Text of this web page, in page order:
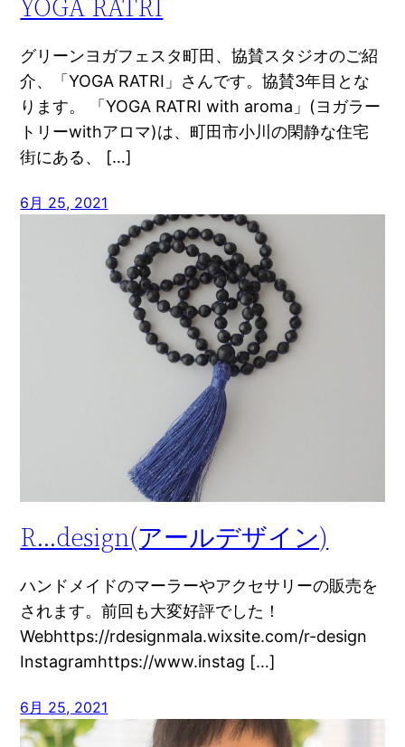
グリーンヨガフェスタ町田、協賛スタジオのご紹
介、「YOGA RATRI」さんです。協賛3年目とな
ります。 「YOGA RATRI with aroma」(ヨガラー
トリーwithアロマ)は、町田市小川の閑静な住宅
街にある、 […]
6月 25, 2021
R…design(アールデザイン)
ハンドメイドのマーラーやアクセサリーの販売を
されます。前回も大変好評でした！
Webhttps://rdesignmala.wixsite.com/r-design
Instagramhttps://www.instag […]
6月 25, 2021